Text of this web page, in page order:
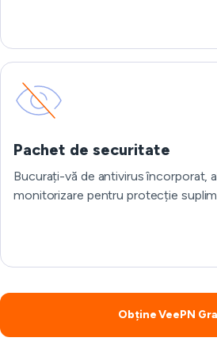
Pachet de securitate
Bucurați-vă de antivirus încorporat,
monitorizare pentru protecție
Obține VeePN